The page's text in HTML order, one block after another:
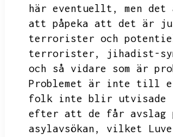
här eventuellt,
men
att påpeka att det är
terrorister och
terrorister,
jihadist-
och så vidare som är
Problemet är inte till
folk inte blir utvisade i
efter att de får avslag
asylavsökan,
vilket